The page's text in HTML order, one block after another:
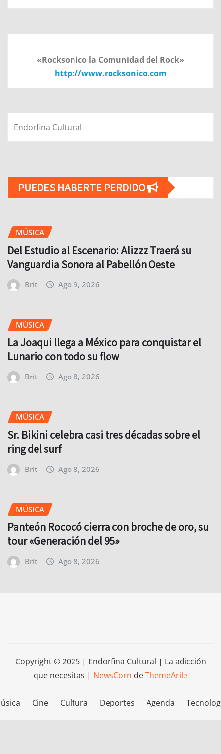
«Rocksonico la Comunidad del Rock»
http://www.rocksonico.com
Endorfina Cultural
PUEDES HABERTE PERDIDO
MÚSICA
Del Estudio al Escenario: Alizzz Traerá su
Vanguardia Sonora al Pabellón Oeste
Brit Ago 9, 2026
MÚSICA
La Joaqui llega a México para conquistar el
Lunario con todo su flow
Brit Ago 8, 2026
MÚSICA
Sr. Bikini celebra casi tres décadas sobre el
ring del surf
Brit Ago 8, 2026
MÚSICA
Panteón Rococó cierra con broche de oro, su
tour «Generación del 95»
Brit Ago 8, 2026
Copyright © 2025 | Endorfina Cultural | La adicción
que necesitas | NewsCorn deThemeArile
Cine Cultura Deportes Agenda